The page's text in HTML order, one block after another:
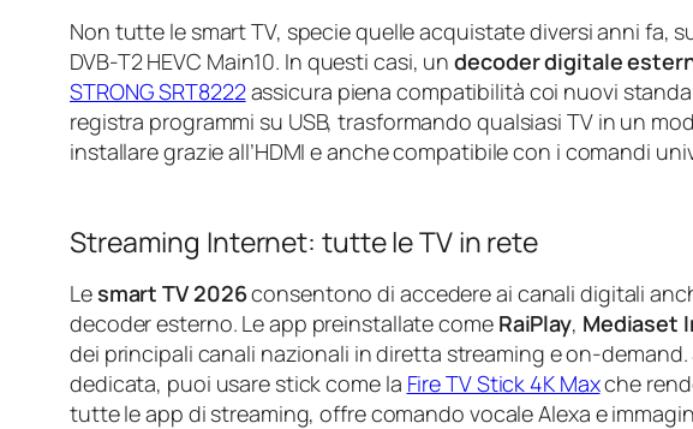
Non tutte le smart TV, specie quelle acquistate diversi anni fa,
DVB-T2 HEVC Main10. In questi casi, undecoder digitale
STRONG SRT8222assicura piena compatibilità coi nuovi
registra programmi su USB, trasformando qualsiasi TV in un
installare grazie all’HDMI e anche compatibile con i comandi
Streaming Internet: tutte le TV in rete
Lesmart TV 2026consentono di accedere ai canali digitali
decoder esterno. Le app preinstallate come RaiPlay, Mediaset
dei principali canali nazionali in diretta streaming e on-
dedicata, puoi usare stick come la Fire TV Stick 4K Maxche
tutte le app di streaming, offre comando vocale Alexa e